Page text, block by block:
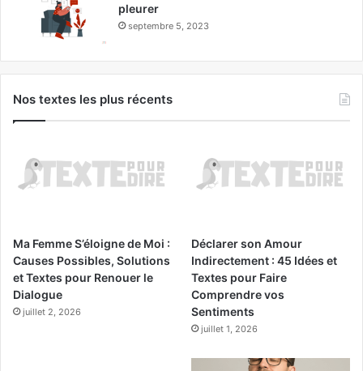
pleurer
septembre 5, 2023
Nos textes les plus récents
Ma Femme S’éloigne de Moi :
Causes Possibles, Solutions
et Textes pour Renouer le
Dialogue
juillet 2, 2026
Déclarer son Amour
Indirectement : 45 Idées et
Textes pour Faire
Comprendre vos
Sentiments
juillet 1, 2026